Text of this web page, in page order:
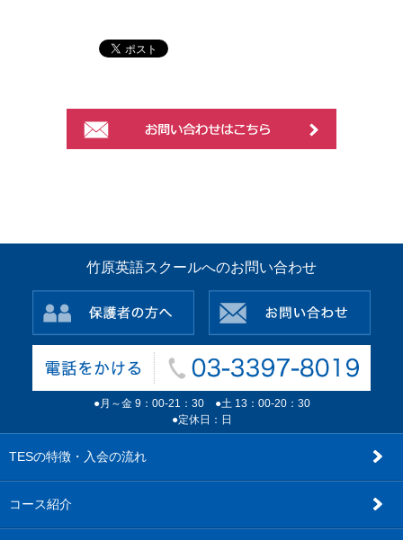
TESの特徴・入会の流れ
コース紹介
竹原英語スクールへのお問い合わせ
●月～金 9：00-21：30 ●土 13：00-20：30
●定休日：日